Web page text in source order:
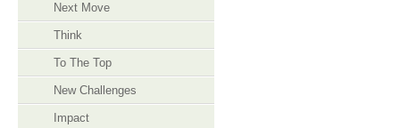
Next Move
Think
To The Top
New Challenges
Impact